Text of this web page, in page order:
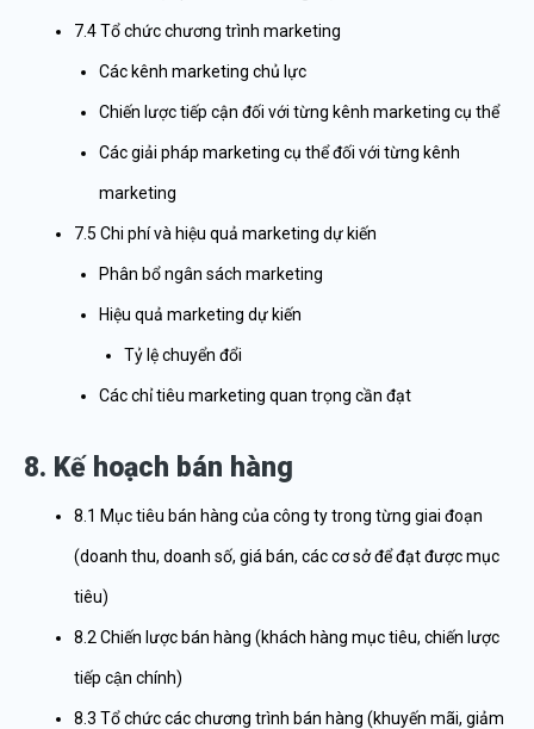
7.4 Tổ chức chương trình marketing
Các kênh marketing chủ lực
Chiến lược tiếp cận đối với từng kênh marketing cụ thể
Các giải pháp marketing cụ thể đối với từng kênh
marketing
7.5 Chi phí và hiệu quả marketing dự kiến
Phân bổ ngân sách marketing
Hiệu quả marketing dự kiến
Tỷ lệ chuyển đổi
Các chỉ tiêu marketing quan trọng cần đạt
8. Kế hoạch bán hàng
8.1 Mục tiêu bán hàng của công ty trong từng giai đoạn
(doanh thu, doanh số, giá bán, các cơ sở để đạt được mục
tiêu)
8.2 Chiến lược bán hàng (khách hàng mục tiêu, chiến lược
tiếp cận chính)
8.3 Tổ chức các chương trình bán hàng (khuyến mãi, giảm